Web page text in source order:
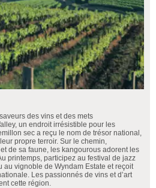
des vins et des mets
un endroit irrésistible pour les
sec a reçu le nom de trésor national,
propre terroir. Sur le chemin,
de sa faune, les kangourous adorent les
printemps, participez au festival de jazz
au vignoble de Wyndam Estate et reçoit
Les passionnés de vins et d’art
cette région.